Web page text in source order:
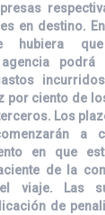
en destino.
hubiera que
podrá
por ciento de
Los
a
en que
de la
viaje. Las
de